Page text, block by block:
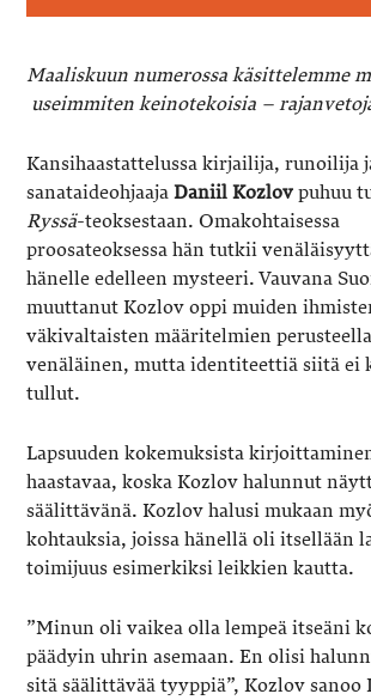
Maaliskuun numerossa käsittelemme
useimmiten keinotekoisia –
Kansihaastattelussa kirjailija, runoilija
sanataideohjaajaDaniil Kozlov puhuu
Ryssä-teoksestaan. Omakohtaisessa
proosateoksessa hän tutkii
hänelle edelleen mysteeri. Vauvana
muuttanut Kozlov oppi muiden
väkivaltaisten määritelmien
venäläinen, mutta identiteettiä siitä ei
tullut.
Lapsuuden kokemuksista
haastavaa, koska Kozlov halunnut
säälittävänä. Kozlov halusi mukaan
kohtauksia, joissa hänellä oli itsellään
toimijuus esimerkiksi leikkien kautta.
”Minun oli vaikea olla lempeä itseäni
päädyin uhrin asemaan. En olisi
sitä säälittävää tyyppiä”, Kozlov sanoo